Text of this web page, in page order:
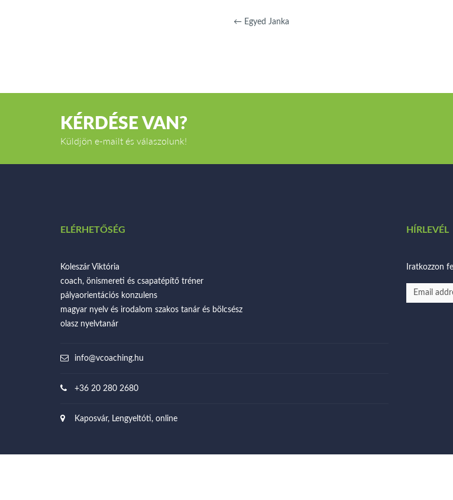
←Egyed Janka
KÉRDÉSE VAN?
Küldjön e-mailt és válaszolunk!
ELÉRHETŐSÉG
Koleszár Viktória
coach, önismereti és csapatépítő tréner
pályaorientációs konzulens
magyar nyelv és irodalom szakos tanár és bölcsész
olasz nyelvtanár
info@vcoaching.hu
+36 20 280 2680
Kaposvár, Lengyeltóti, online
HÍRLEVÉL
Iratkozzon